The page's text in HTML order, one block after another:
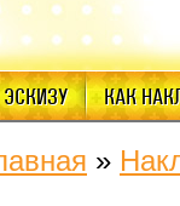
КАК
»